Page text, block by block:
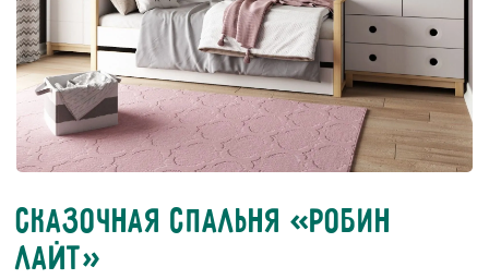
Сказочная спальня «Робин
Лайт»